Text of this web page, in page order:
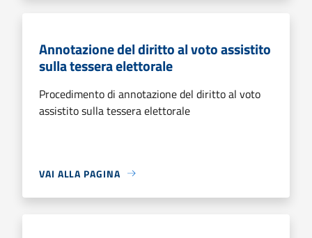
Annotazione del diritto al voto assistito
sulla tessera elettorale
Procedimento di annotazione del diritto al voto
assistito sulla tessera elettorale
VAI ALLA PAGINA